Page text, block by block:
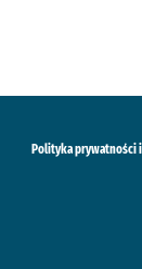
Polityka prywatności